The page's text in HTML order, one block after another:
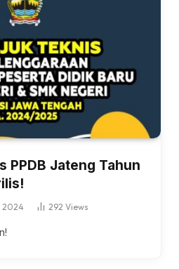
PPDB Jateng Tahun
2024 292 Views